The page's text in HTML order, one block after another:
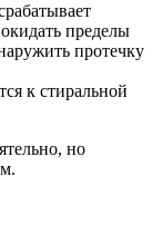
пределы
протечку
к стиральной
но